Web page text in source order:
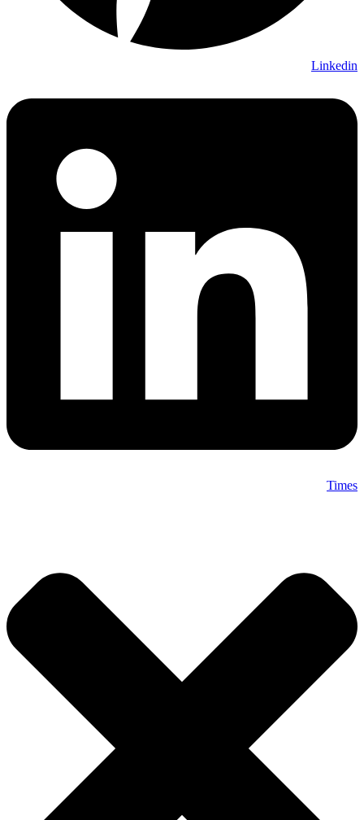
Linkedin
Times